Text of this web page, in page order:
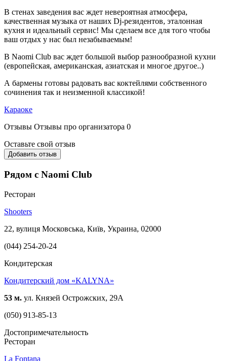
В стенах заведения вас ждет невероятная атмосфера,
качественная музыка от наших Dj-резидентов, эталонная
кухня и идеальный сервис! Мы сделаем все для того чтобы
ваш отдых у нас был незабываемым!
В Naomi Club вас ждет большой выбор разнообразной кухни
(европейская, американская, азиатская и многое другое..)
А бармены готовы радовать вас коктейлями собственного
сочинения так и неизменной классикой!
Караоке
Отзывы Отзывы про организатора 0
Оставьте свой отзыв
Добавить отзыв
Рядом с Naomi Club
Ресторан
Shooters
22, вулиця Московська, Київ, Украина, 02000
(044) 254-20-24
Кондитерская
Кондитерский дом «KALYNA»
53 м. ул. Князей Острожских, 29А
(050) 913-85-13
Достопримечательность
Ресторан
La Fontana